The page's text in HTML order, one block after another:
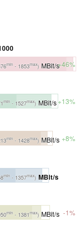
min - 1853max) MBit/s+46%
min - 1527max)MBit/s+13%
min - 1428max) MBit/s +8%
min - 1357max)MBit/s
min - 1381max)MBit/s -1%